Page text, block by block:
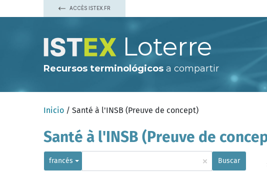
ACCÈS ISTEX.FR
Loterre
Recursos terminológicos a compartir
Inicio / Santé à l'INSB (Preuve de concept)
Santé à l'INSB (Preuve de
francés × Buscar
classe pharmacologique
structure du vivant
chimiothérapie
chirurgie
amputation
approche chirurgicale